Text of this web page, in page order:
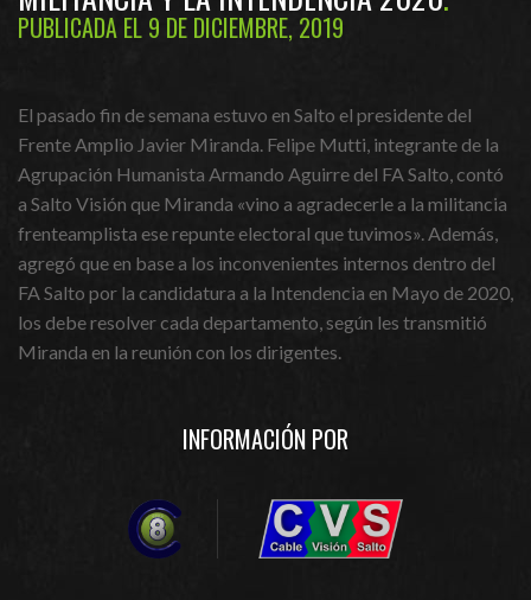
PUBLICADA EL 9 DE DICIEMBRE, 2019
El pasado fin de semana estuvo en Salto el presidente del
Frente Amplio Javier Miranda. Felipe Mutti, integrante de la
Agrupación Humanista Armando Aguirre del FA Salto, contó
a Salto Visión que Miranda «vino a agradecerle a la militancia
frenteamplista ese repunte electoral que tuvimos». Además,
agregó que en base a los inconvenientes internos dentro del
FA Salto por la candidatura a la Intendencia en Mayo de 2020,
los debe resolver cada departamento, según les transmitió
Miranda en la reunión con los dirigentes.
INFORMACIÓN POR